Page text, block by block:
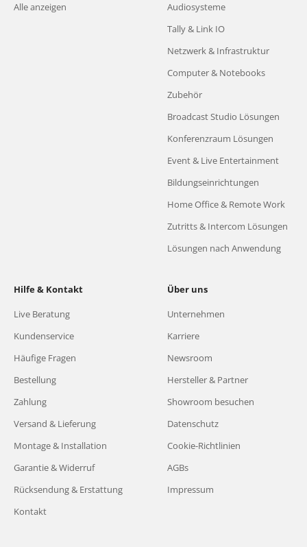
Alle anzeigen
Audiosysteme
Tally & Link IO
Netzwerk & Infrastruktur
Computer & Notebooks
Zubehör
Broadcast Studio Lösungen
Konferenzraum Lösungen
Event & Live Entertainment
Bildungseinrichtungen
Home Office & Remote Work
Zutritts & Intercom Lösungen
Lösungen nach Anwendung
Hilfe & Kontakt
Live Beratung
Kundenservice
Häufige Fragen
Bestellung
Zahlung
Versand & Lieferung
Montage & Installation
Garantie & Widerruf
Rücksendung & Erstattung
Kontakt
Über uns
Unternehmen
Karriere
Newsroom
Hersteller & Partner
Showroom besuchen
Datenschutz
Cookie-Richtlinien
AGBs
Impressum